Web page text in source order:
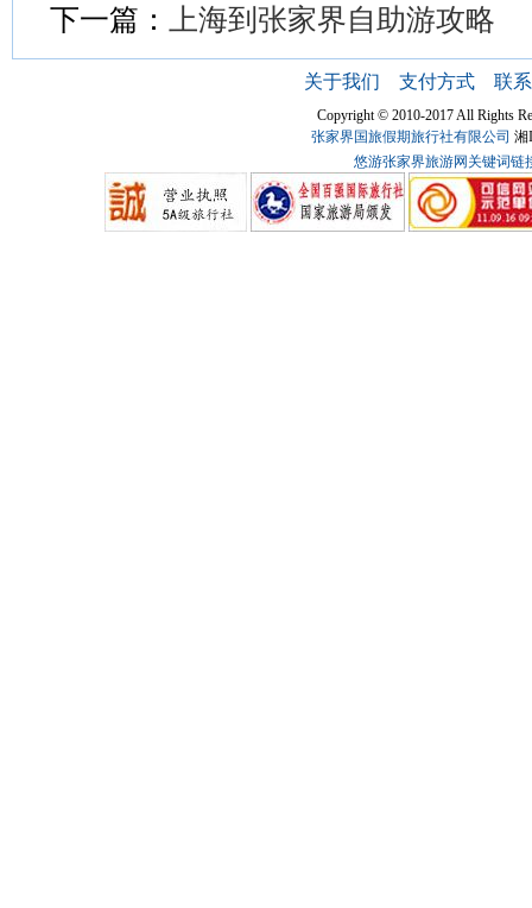
下一篇：
上海到张家界自助游攻略
关于我们 支付方式 联
Copyright © 2010-2017 All Rights
张家界国旅假期旅行社有限公司 湘
悠游张家界旅游网关键词链